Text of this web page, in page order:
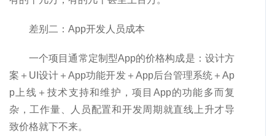
差别二：App开发人员成本
一个项目通常定制型App的价格构成是：设计方
案＋UI设计＋App功能开发＋App后台管理系统＋Ap
p上线＋技术支持和维护，项目App的功能多而复
杂，工作量、人员配置和开发周期就直线上升才导
致价格就下不来。